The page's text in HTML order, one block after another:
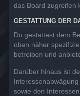
das Board zugreifen
GESTATTUNG DER
Du gestattest dem
oben näher
betreiben und
Darüber hinaus ist
sowie den